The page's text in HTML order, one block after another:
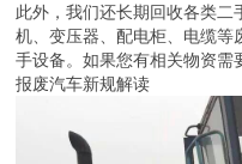
此外，我们还长期回收各类
机、变压器、配电柜、电缆等
手设备。如果您有相关物资需
报废汽车新规解读